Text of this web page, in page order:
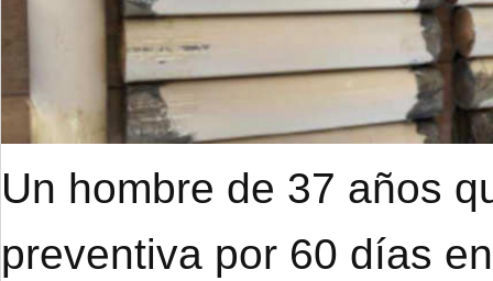
Un hombre de 37 años
preventiva por 60 días